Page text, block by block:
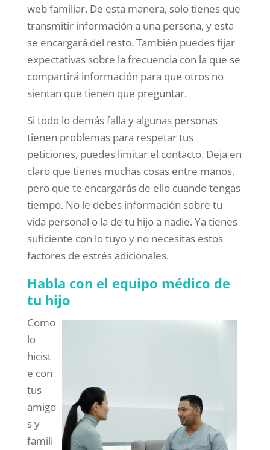
web familiar. De esta manera, solo tienes que
transmitir información a una persona, y esta
se encargará del resto. También puedes fijar
expectativas sobre la frecuencia con la que se
compartirá información para que otros no
sientan que tienen que preguntar.
Si todo lo demás falla y algunas personas
tienen problemas para respetar tus
peticiones, puedes limitar el contacto. Deja en
claro que tienes muchas cosas entre manos,
pero que te encargarás de ello cuando tengas
tiempo. No le debes información sobre tu
vida personal o la de tu hijo a nadie. Ya tienes
suficiente con lo tuyo y no necesitas estos
factores de estrés adicionales.
Habla con el equipo médico de
tu hijo
Como
lo
hicist
e con
tus
amigo
s y
famili